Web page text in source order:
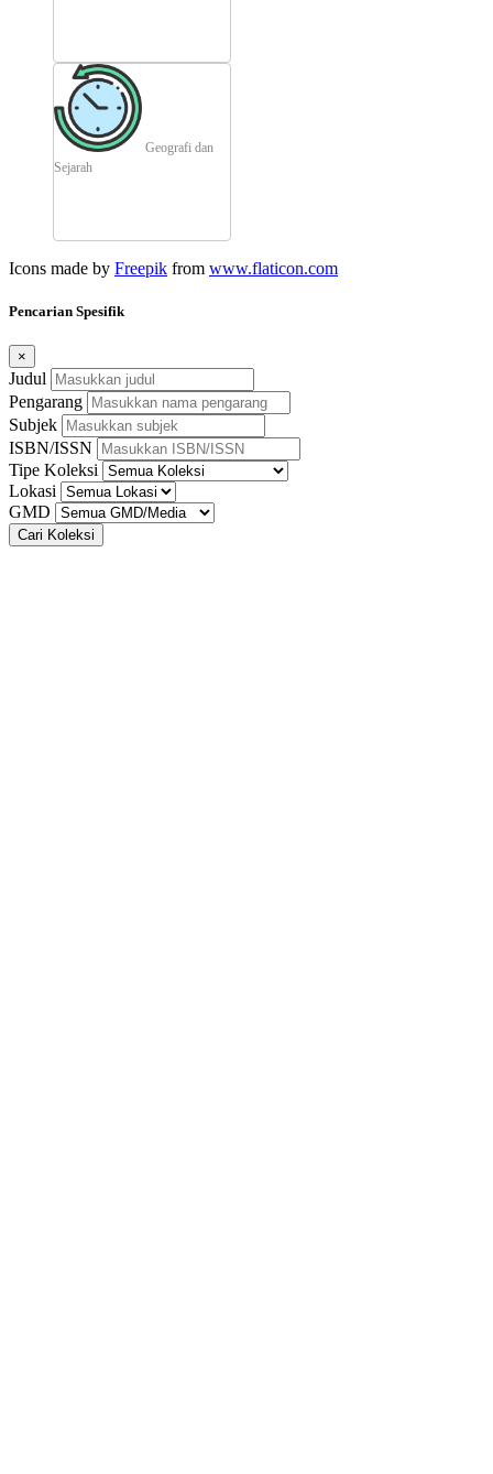
Geografi dan
Sejarah
Icons made by Freepik from www.flaticon.com
Pencarian Spesifik
×
Judul
Pengarang
Subjek
ISBN/ISSN
Tipe Koleksi
Lokasi
GMD
Cari Koleksi